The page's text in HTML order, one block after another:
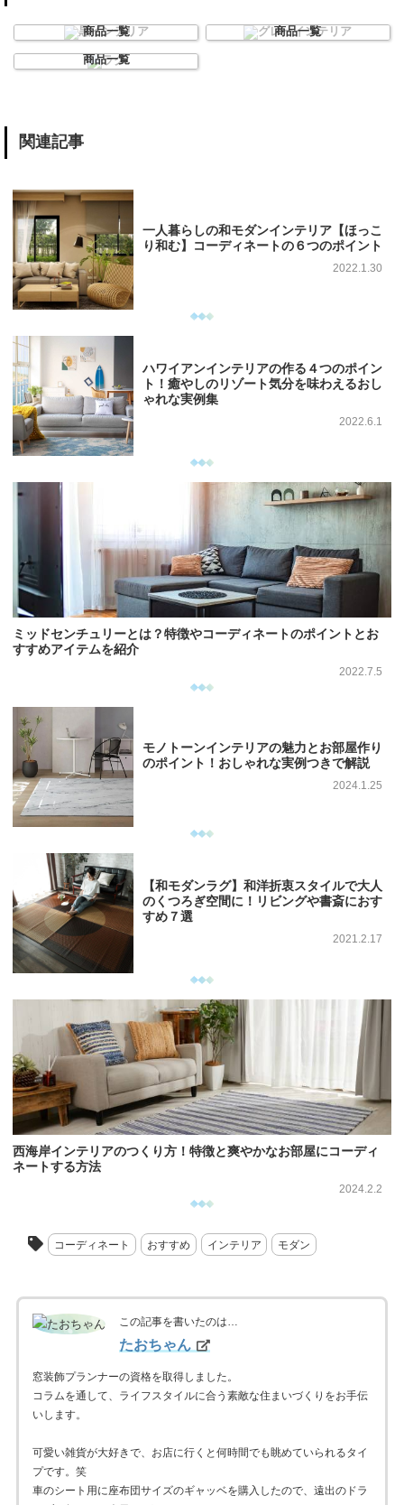
商品一覧
商品一覧
商品一覧
関連記事
一人暮らしの和モダンインテリア【ほっこ
り和む】コーディネートの６つのポイント
2022.1.30
ハワイアンインテリアの作る４つのポイン
ト！癒やしのリゾート気分を味わえるおし
ゃれな実例集
2022.6.1
ミッドセンチュリーとは？特徴やコーディネートのポイントとお
すすめアイテムを紹介
2022.7.5
モノトーンインテリアの魅力とお部屋作り
のポイント！おしゃれな実例つきで解説
2024.1.25
【和モダンラグ】和洋折衷スタイルで大人
のくつろぎ空間に！リビングや書斎におす
すめ７選
2021.2.17
西海岸インテリアのつくり方！特徴と爽やかなお部屋にコーディ
ネートする方法
2024.2.2
コーディネート おすすめ インテリア モダン
この記事を書いたのは…
たおちゃん
窓装飾プランナーの資格を取得しました。
コラムを通して、ライフスタイルに合う素敵な住まいづくりをお手伝
いします。
可愛い雑貨が大好きで、お店に行くと何時間でも眺めていられるタイ
プです。笑
車のシート用に座布団サイズのギャッベを購入したので、遠出のドラ